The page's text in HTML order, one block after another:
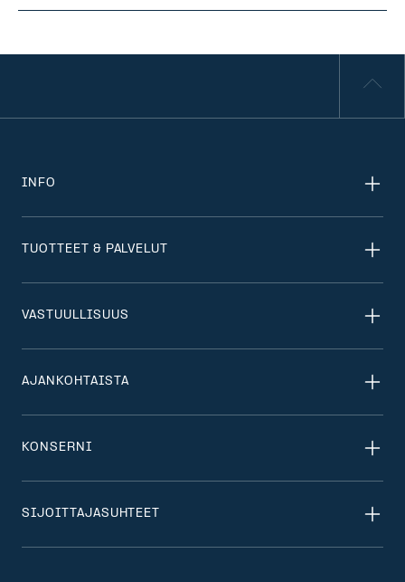
INFO
TUOTTEET & PALVELUT
VASTUULLISUUS
AJANKOHTAISTA
KONSERNI
SIJOITTAJASUHTEET